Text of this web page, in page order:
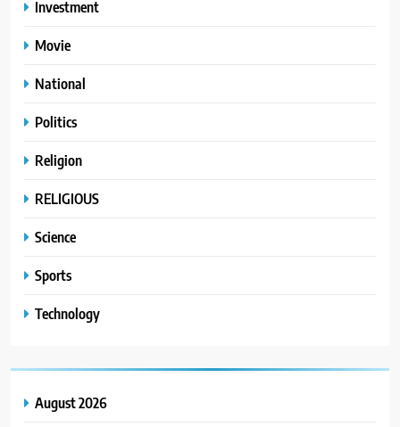
Investment
Movie
National
Politics
Religion
RELIGIOUS
Science
Sports
Technology
August 2026